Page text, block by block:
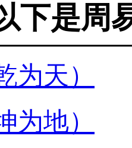
下是周
为天）
为地）